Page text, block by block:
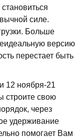
силе.
Больше
версию
перестает быть
12 ноября-21
строите свою
через
удерживание
помогает Вам